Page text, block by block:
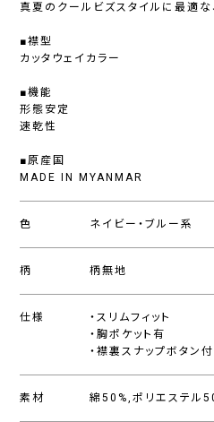
真夏のクールビズスタイルに最適な
■襟型
カッタウェイカラー
■機能
形態安定
速乾性
■原産国
MADE IN MYANMAR
色 ネイビー・ブルー系
柄 柄無地
仕様
・スリムフィット
・胸ポケット有
・襟裏スナップボタン付
素材 綿50%,ポリエステル